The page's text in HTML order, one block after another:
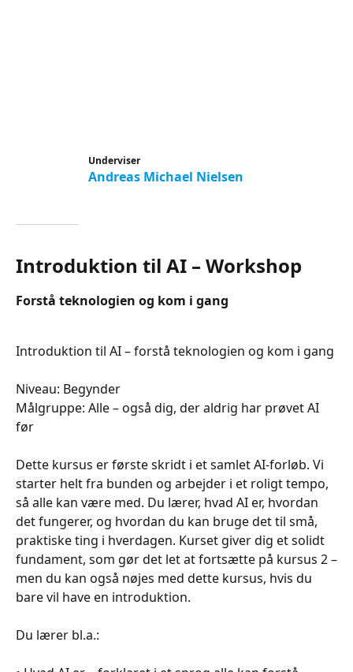
Underviser
Andreas Michael Nielsen
Introduktion til AI – Workshop
Forstå teknologien og kom i gang
Introduktion til AI – forstå teknologien og kom i gang
Niveau: Begynder
Målgruppe: Alle – også dig, der aldrig har prøvet AI
før
Dette kursus er første skridt i et samlet AI‑forløb. Vi
starter helt fra bunden og arbejder i et roligt tempo,
så alle kan være med. Du lærer, hvad AI er, hvordan
det fungerer, og hvordan du kan bruge det til små,
praktiske ting i hverdagen. Kurset giver dig et solidt
fundament, som gør det let at fortsætte på kursus 2 –
men du kan også nøjes med dette kursus, hvis du
bare vil have en introduktion.
Du lærer bl.a.: